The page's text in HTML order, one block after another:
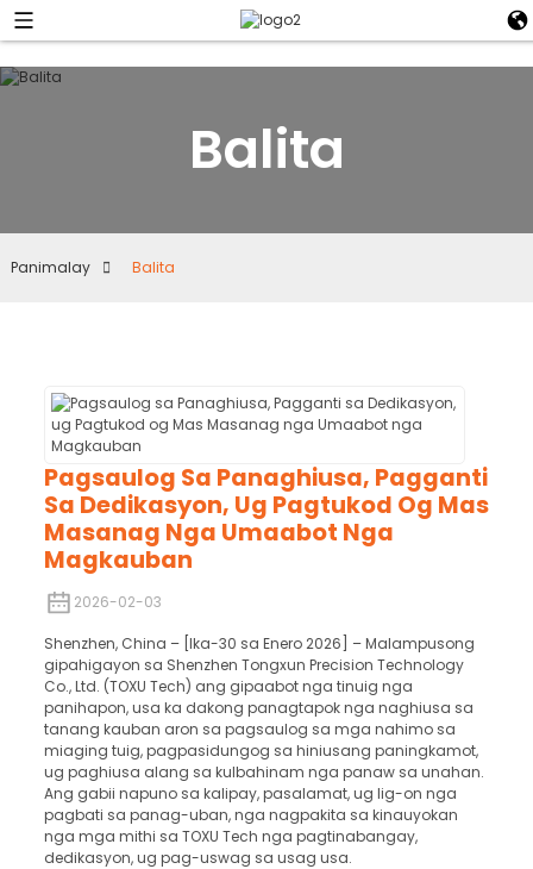
Balita
Panimalay Balita
Pagsaulog Sa Panaghiusa, Pagganti
Sa Dedikasyon, Ug Pagtukod Og Mas
Masanag Nga Umaabot Nga
Magkauban
2026-02-03
Shenzhen, China – [Ika-30 sa Enero 2026] – Malampusong
gipahigayon sa Shenzhen Tongxun Precision Technology
Co., Ltd. (TOXU Tech) ang gipaabot nga tinuig nga
panihapon, usa ka dakong panagtapok nga naghiusa sa
tanang kauban aron sa pagsaulog sa mga nahimo sa
miaging tuig, pagpasidungog sa hiniusang paningkamot,
ug paghiusa alang sa kulbahinam nga panaw sa unahan.
Ang gabii napuno sa kalipay, pasalamat, ug lig-on nga
pagbati sa panag-uban, nga nagpakita sa kinauyokan
nga mga mithi sa TOXU Tech nga pagtinabangay,
dedikasyon, ug pag-uswag sa usag usa.